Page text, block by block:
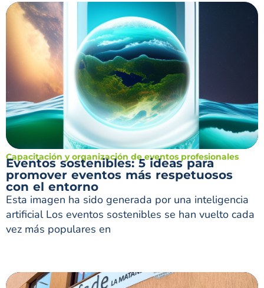
Capacitación y organización de eventos profesionales
Eventos sostenibles: 5 ideas para
promover eventos más respetuosos
con el entorno
Esta imagen ha sido generada por una inteligencia
artificial Los eventos sostenibles se han vuelto cada
vez más populares en